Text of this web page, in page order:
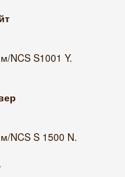
S1001 Y.
NCS S 1500 N.